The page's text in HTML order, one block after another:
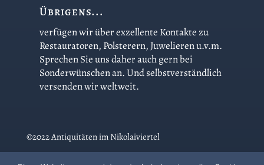
Übrigens...
verfügen wir über exzellente Kontakte zu
Restauratoren, Polsterern, Juwelieren u.v.m.
Sprechen Sie uns daher auch gern bei
Sonderwünschen an. Und selbstverständlich
versenden wir weltweit.
©2022 Antiquitäten im Nikolaiviertel